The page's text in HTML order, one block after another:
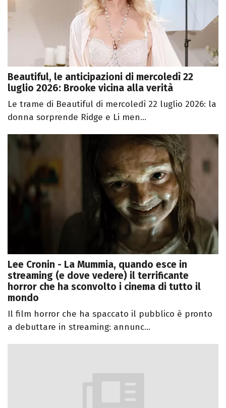
Beautiful, le anticipazioni di mercoledì 22
luglio 2026: Brooke vicina alla verità
Le trame di Beautiful di mercoledì 22 luglio 2026: la
donna sorprende Ridge e Li men...
Lee Cronin - La Mummia, quando esce in
streaming (e dove vedere) il terrificante
horror che ha sconvolto i cinema di tutto il
mondo
Il film horror che ha spaccato il pubblico è pronto
a debuttare in streaming: annunc...